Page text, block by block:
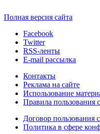
Полная версия сайта
Facebook
Twitter
RSS-ленты
E-mail рассылка
Контакты
Реклама на сайте
Использование
Правила пользования
Договор пользования
Политика в сфере